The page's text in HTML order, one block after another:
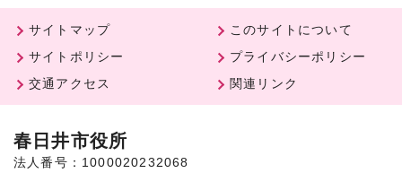
サイトマップ
このサイトについて
サイトポリシー
プライバシーポリシー
交通アクセス
関連リンク
春日井市役所
法人番号：1000020232068